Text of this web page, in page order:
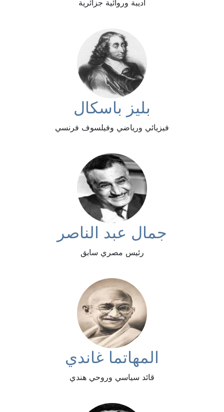
أديبة وروائية جزائرية
بليز باسكال
فيزيائي ورياضي وفيلسوف فرنسي
جمال عبد الناصر
رئيس مصري سابق
المهاتما غاندي
قائد سياسي وروحي هندي